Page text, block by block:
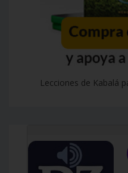
Lecciones de Kabalá